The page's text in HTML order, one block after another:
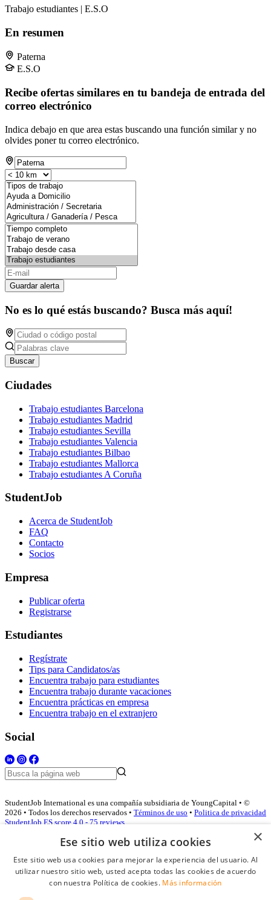
Trabajo estudiantes | E.S.O
En resumen
Paterna
E.S.O
Recibe ofertas similares en tu bandeja de entrada del
correo electrónico
Indica debajo en que area estas buscando una función similar y no
olvides poner tu correo electrónico.
Guardar alerta
No es lo qué estás buscando? Busca más aquí!
Buscar
Ciudades
Trabajo estudiantes Barcelona
Trabajo estudiantes Madrid
Trabajo estudiantes Sevilla
Trabajo estudiantes Valencia
Trabajo estudiantes Bilbao
Trabajo estudiantes Mallorca
Trabajo estudiantes A Coruña
StudentJob
Acerca de StudentJob
FAQ
Contacto
Socios
Empresa
Publicar oferta
Registrarse
Estudiantes
Regístrate
Tips para Candidatos/as
Encuentra trabajo para estudiantes
Encuentra trabajo durante vacaciones
Encuentra prácticas en empresa
Encuentra trabajo en el extranjero
Social
StudentJob International es una compañía subsidiaria de YoungCapital • ©
2026 • Todos los derechos reservados • Términos de uso • Politica de privacidad
StudentJob ES score 4.0 - 75 reviews
Acceso empresas
×
Ese sitio web utiliza cookies
Este sitio web usa cookies para mejorar la experiencia del usuario. Al
utilizar nuestro sitio web, usted acepta todas las cookies de acuerdo
con nuestra Política de cookies. Más información